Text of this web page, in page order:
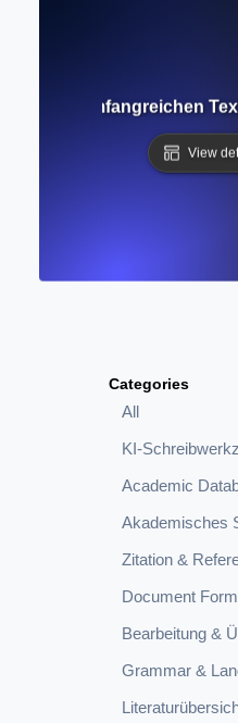
Categories
All
KI-
Academic
Akademisches
Zitation &
Document
Bearbeitung &
Grammar &
KI aus umfangreichen
View